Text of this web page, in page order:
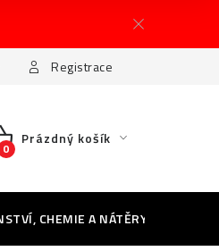
Registrace
Prázdný košík
CHEMIE A NÁTĚRY